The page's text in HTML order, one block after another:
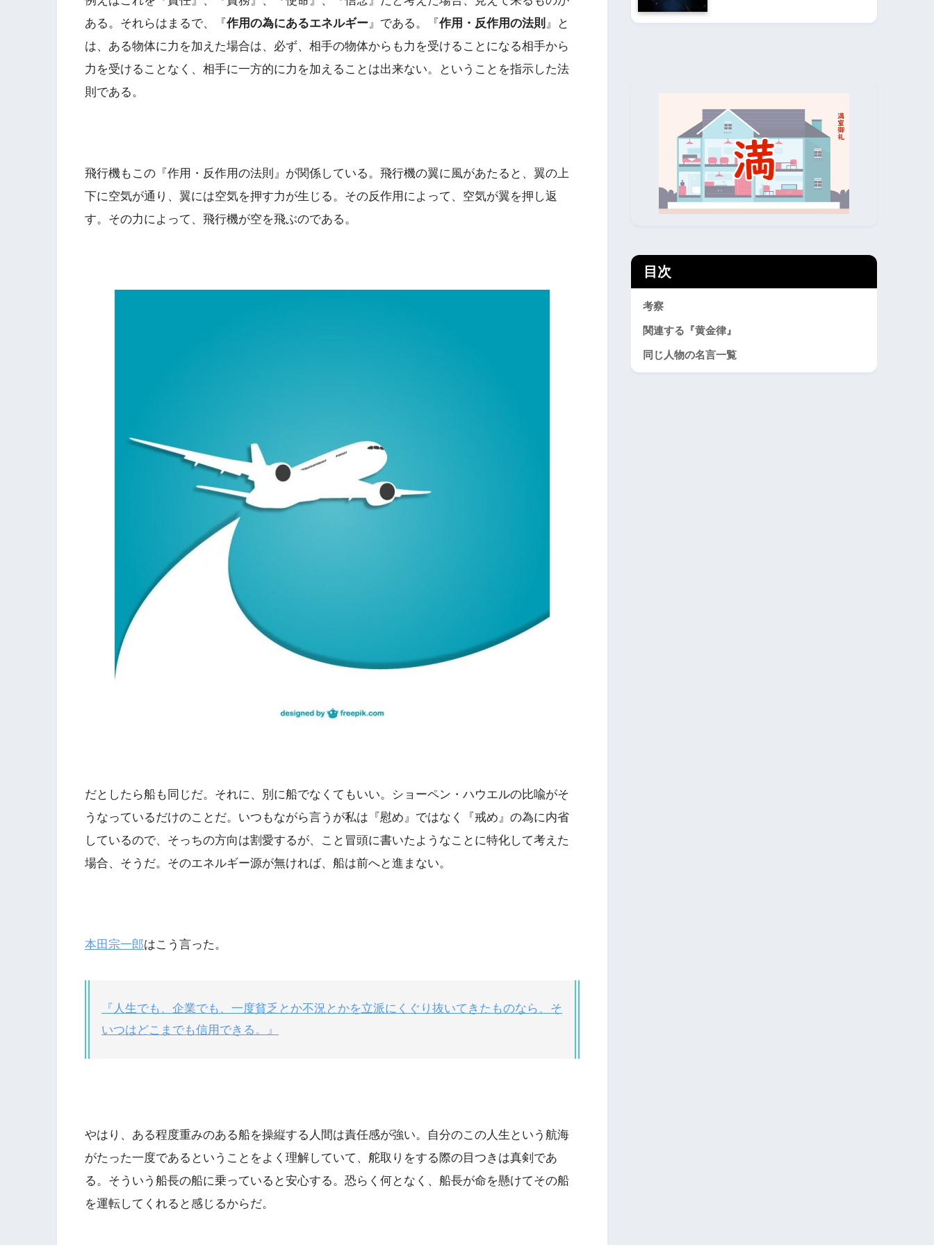
ある。それらはまるで、『作用の為にあるエネルギー』である。『作用・反作用の法則 』と
は、ある物体に力を加えた場合は、必ず、相手の物体からも力を受けることになる相手から
力を受けることなく、相手に一方的に力を加えることは出来ない。ということを指示した法
則である。
飛行機もこの『作用・反作用の法則』が関係している。飛行機の翼に風があたると、翼の上
下に空気が通り、翼には空気を押す力が生じる。その反作用によって、空気が翼を押し返
す。その力によって、飛行機が空を飛ぶのである。
だとしたら船も同じだ。それに、別に船でなくてもいい。ショーペン・ハウエルの比喩がそ
うなっているだけのことだ。いつもながら言うが私は『慰め』ではなく『戒め』の為に内省
しているので、そっちの方向は割愛するが、こと冒頭に書いたようなことに特化して考えた
場合、そうだ。そのエネルギー源が無ければ、船は前へと進まない。
本田宗一郎はこう言った。
『人生でも、企業でも、一度貧乏とか不況とかを立派にくぐり抜いてきたものなら、そ
いつはどこまでも信用できる。』
やはり、ある程度重みのある船を操縦する人間は責任感が強い。自分のこの人生という航海
がたった一度であるということをよく理解していて、舵取りをする際の目つきは真剣であ
る。そういう船長の船に乗っていると安心する。恐らく何となく、船長が命を懸けてその船
を運転してくれると感じるからだ。
目次
考察
関連する『黄金律』
同じ人物の名言一覧